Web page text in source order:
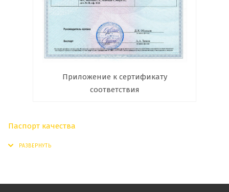
Приложение к сертификату
соответствия
Паспорт качества